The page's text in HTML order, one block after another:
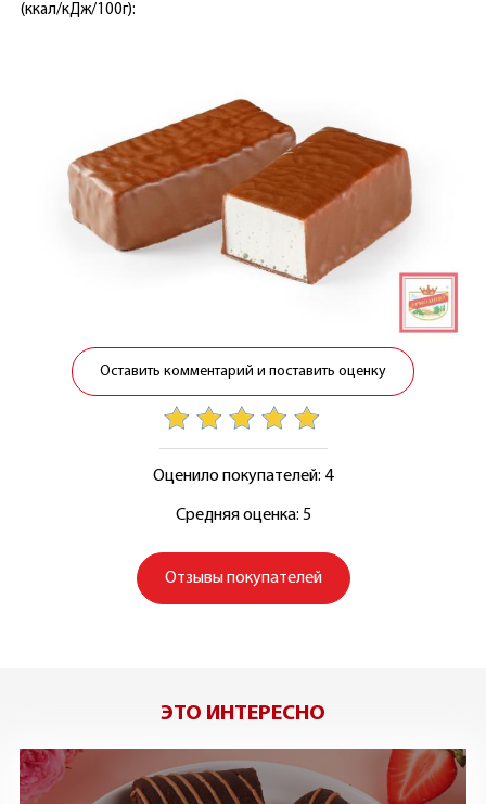
(ккал/кДж/100г):
Оставить комментарий и поставить оценку
Оценило покупателей: 4
Средняя оценка: 5
Отзывы покупателей
ЭТО ИНТЕРЕСНО